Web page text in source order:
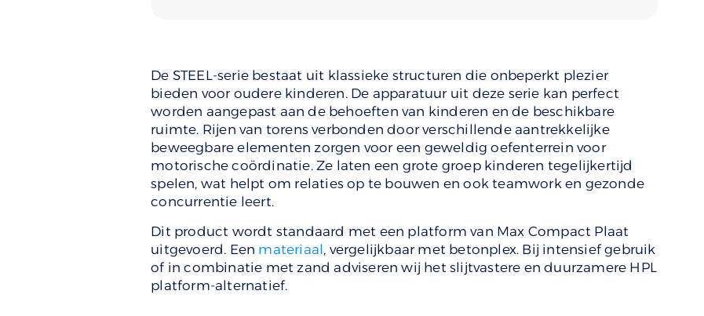
De STEEL-serie bestaat uit klassieke structuren die onbeperkt plezier
bieden voor oudere kinderen. De apparatuur uit deze serie kan perfect
worden aangepast aan de behoeften van kinderen en de beschikbare
ruimte. Rijen van torens verbonden door verschillende aantrekkelijke
beweegbare elementen zorgen voor een geweldig oefenterrein voor
motorische coördinatie. Ze laten een grote groep kinderen tegelijkertijd
spelen, wat helpt om relaties op te bouwen en ook teamwork en gezonde
concurrentie leert.
Dit product wordt standaard met een platform van Max Compact Plaat
uitgevoerd. Een materiaal, vergelijkbaar met betonplex. Bij intensief gebruik
of in combinatie met zand adviseren wij het slijtvastere en duurzamere HPL
platform-alternatief.